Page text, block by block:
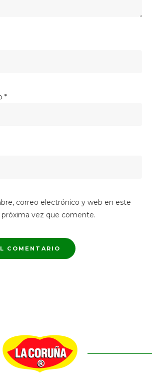
*
correo electrónico y web en este
próxima vez que comente.